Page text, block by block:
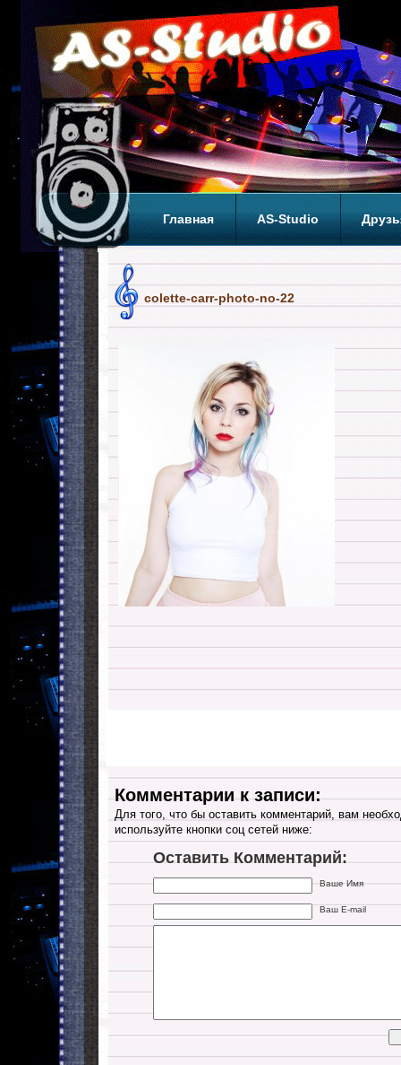
Главная AS-Studio
colette-carr-photo-no-22
Комментарии к записи:
Для того, что бы оставить комментарий, вам
используйте кнопки соц сетей ниже:
Оставить Комментарий:
Ваше Имя
Ваш E-mail